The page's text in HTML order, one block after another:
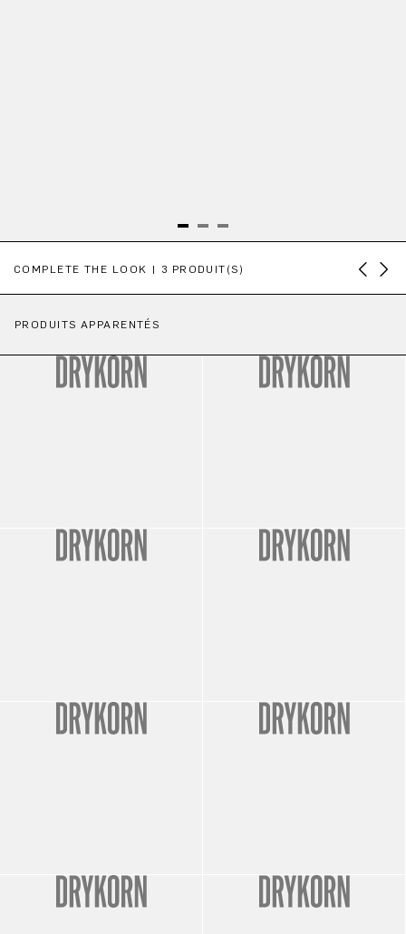
COMPLETE THE LOOK | 3 PRODUIT(S)
PRODUITS APPARENTÉS